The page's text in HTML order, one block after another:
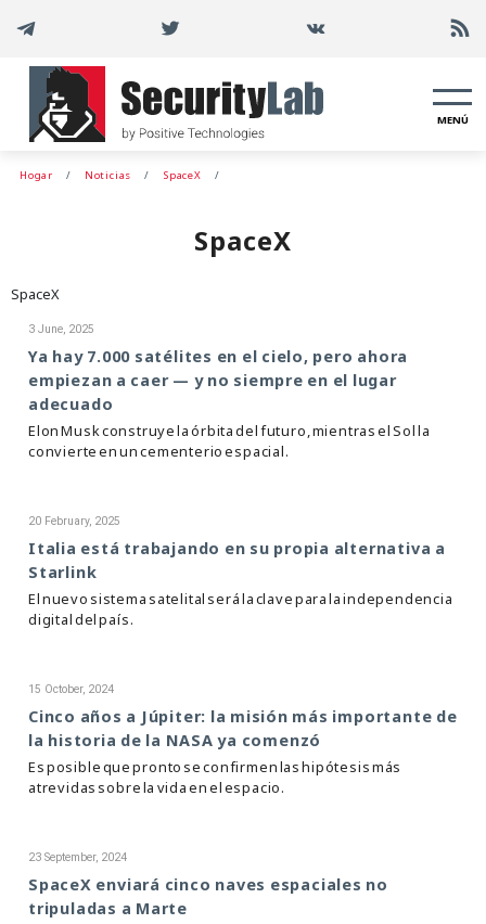
MENÚ
Hogar Noticias SpaceX
SpaceX
SpaceX
3 June, 2025
Ya hay 7.000 satélites en el cielo, pero ahora
empiezan a caer — y no siempre en el lugar
adecuado
Elon Musk construye la órbita del futuro, mientras el Sol la
convierte en un cementerio espacial.
20 February, 2025
Italia está trabajando en su propia alternativa a
Starlink
El nuevo sistema satelital será la clave para la independencia
digital del país.
15 October, 2024
Cinco años a Júpiter: la misión más importante de
la historia de la NASA ya comenzó
Es posible que pronto se confirmen las hipótesis más
atrevidas sobre la vida en el espacio.
23 September, 2024
SpaceX enviará cinco naves espaciales no
tripuladas a Marte